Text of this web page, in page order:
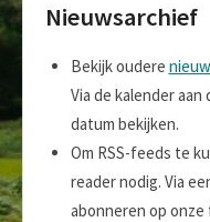
Nieuwsarchief
Bekijk oudere
Via de kalender
datum bekijken.
Om RSS-feeds te
reader nodig. Via
abonneren op